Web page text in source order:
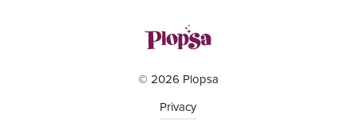
© 2026 Plopsa
Privacy